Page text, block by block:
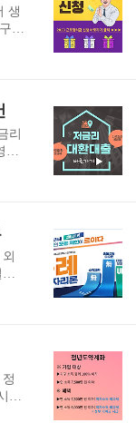
가
습
1
생
를
인
고
득
리
업
에
.
은
제
▣
품
예